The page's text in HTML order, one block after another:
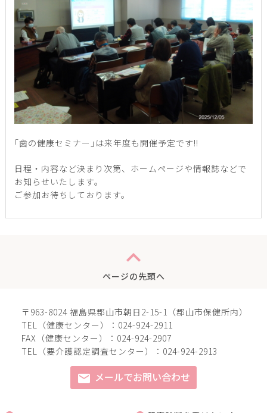
｢歯の健康セミナー｣は来年度も開催予定です!!
日程・内容など決まり次第、ホームページや情報誌などで
お知らせいたします。
ご参加お待ちしております。
expand_less
ページの先頭へ
〒963-8024 福島県郡山市朝日2-15-1（郡山市保健所内）
TEL（健康センター）：024-924-2911
FAX（健康センター）：024-924-2907
TEL（要介護認定調査センター）：024-924-2913
mail メールでお問い合わせ